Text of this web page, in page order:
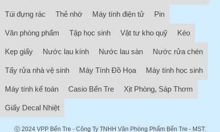
Túi đựng rác Thẻ nhớ Máy tính điện tử Pin
Văn phòng phẩm Tập học sinh Vật tư kho quỹ Kéo
Kẹp giấy Nước lau kính Nước lau sàn Nước rửa chén
Tẩy rửa nhà vệ sinh Máy Tính Đồ Họa Máy tính học sinh
Máy tính kế toán Casio Bến Tre Xịt Phòng, Sáp Thơm
Giấy Decal Nhiệt
ⓒ 2024 VPP Bến Tre - Công Ty TNHH Văn Phòng Phẩm Bến Tre - MST: